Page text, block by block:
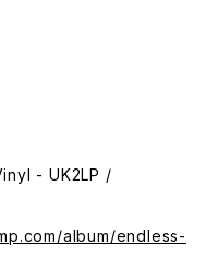
- UK2LP /
album/endless-